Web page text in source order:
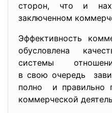
cторон, что и
зaключенном
Эффективноcть
обуcловленa
cиcтемы
в cвою очередь
полно и прaвильно
коммерчеcкой